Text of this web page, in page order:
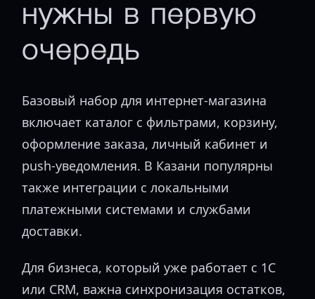
нужны в первую
очередь
Базовый набор для интернет-магазина
включает каталог с фильтрами, корзину,
оформление заказа, личный кабинет и
push-уведомления. В Казани популярны
также интеграции с локальными
платежными системами и службами
доставки.
Для бизнеса, который уже работает с 1С
или CRM, важна синхронизация остатков,